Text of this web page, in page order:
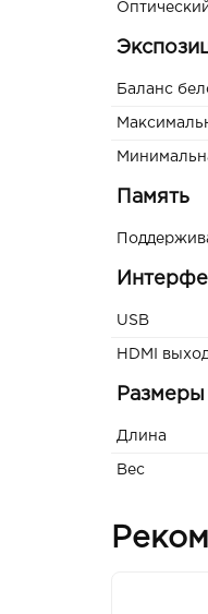
Баланс
Память
USB
HDMI выход
Размеры
Длина
Вес